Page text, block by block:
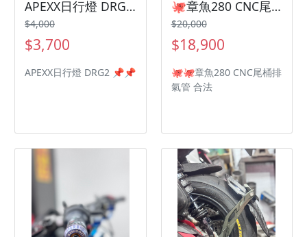
APEXX日行燈 DRG2 三陽機車 SYM 曼巴 Jetsl
$4,000
$3,700
APEXX日行燈 DRG2 📌📌
🐙章魚280 CNC尾桶排氣管 合法 三陽機車 SYM 曼巴 Jetsl
$20,000
$18,900
🐙🐙章魚280 CNC尾桶排
氣管 合法